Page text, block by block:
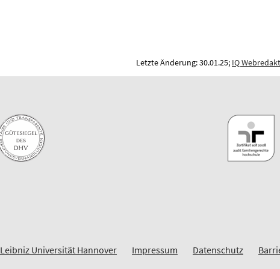
Letzte Änderung: 30.01.25; IQ
Leibniz Universität Hannover Impressum Datenschutz